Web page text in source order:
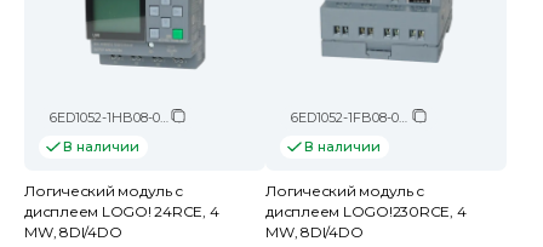
6ED1052-1HB08-0BA2
В наличии
Логический модуль c
дисплеем LOGO! 24RCE, 4
MW, 8DI/4DO
6ED1052-1FB08-0BA2
В наличии
Логический модуль c
дисплеем LOGO!230RCE, 4
MW, 8DI/4DO